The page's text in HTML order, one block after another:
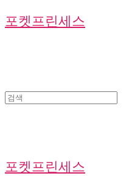
포켓프린세스
포켓프린세스